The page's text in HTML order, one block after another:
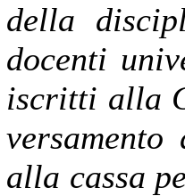
della
docenti
iscritti alla
alla cassa